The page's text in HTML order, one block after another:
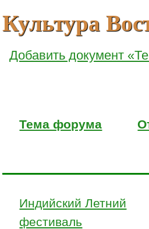
Культура
Добавить документ
Тема форума
Индийский Летний
фестиваль